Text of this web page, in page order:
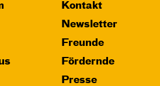
Kontakt
Newsletter
Freunde
Fördernde
Presse